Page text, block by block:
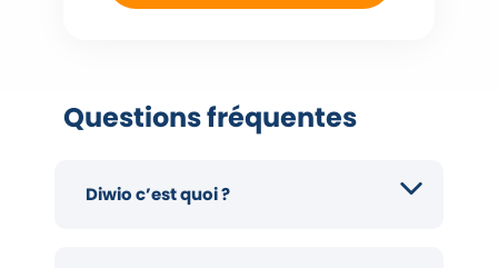
Questions fréquentes
Diwio c’est quoi ?